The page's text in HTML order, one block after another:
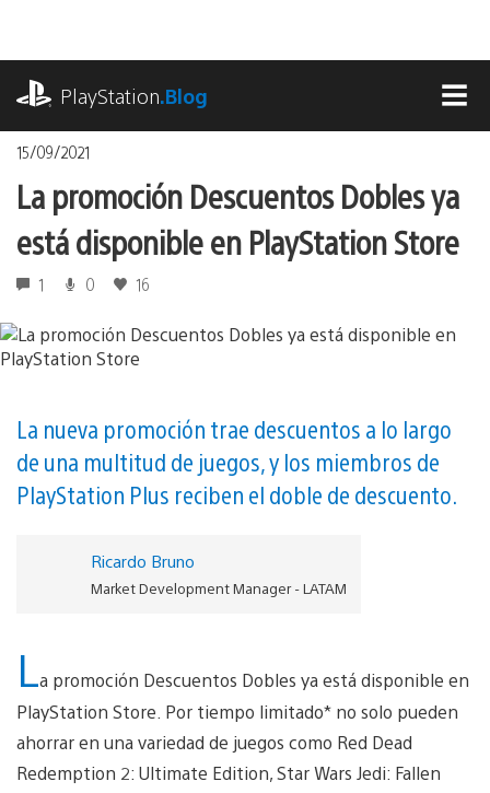
contenido
PlayStation.Blog
15/09/2021
La promoción Descuentos Dobles ya
está disponible en PlayStation Store
1 0 16
La nueva promoción trae descuentos a lo largo
de una multitud de juegos, y los miembros de
PlayStation Plus reciben el doble de descuento.
Ricardo Bruno
Market Development Manager - LATAM
La promoción Descuentos Dobles ya está disponible en
PlayStation Store. Por tiempo limitado* no solo pueden
ahorrar en una variedad de juegos como Red Dead
Redemption 2: Ultimate Edition, Star Wars Jedi: Fallen